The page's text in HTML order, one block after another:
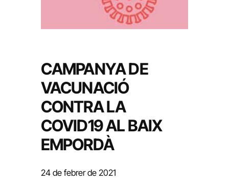
CAMPANYA DE
VACUNACIÓ
CONTRA LA
COVID19 AL BAIX
EMPORDÀ
24 de febrer de 2021